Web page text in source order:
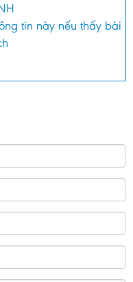
tin này nếu thấy bài